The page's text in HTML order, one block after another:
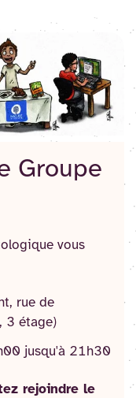
Groupe
vous
rue de
3 étage)
jusqu'à 21h30
rejoindre le